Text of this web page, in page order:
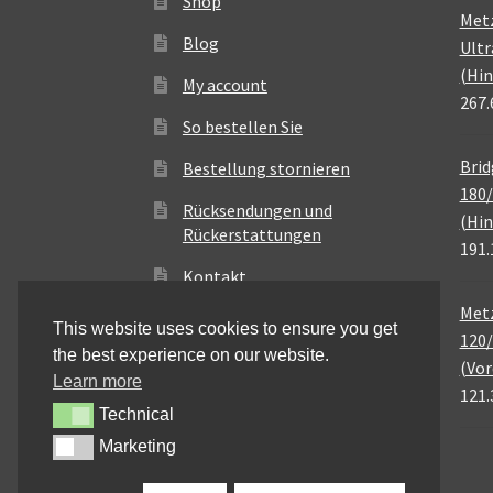
Blog
My account
So bestellen Sie
Bestellung stornieren
Rücksendungen und
Rückerstattungen
Kontakt
This website uses cookies to ensure you get
the best experience on our website.
Learn more
TechnicalTechnical
MarketingMarketing